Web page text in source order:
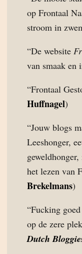
op Frontaal
stroom in
“De website
van smaak en
“Frontaal
Huffnagel)
“Jouw blogs
Leeshonger,
het lezen van
Brekelmans)
“Fucking
op de zere
Dutch